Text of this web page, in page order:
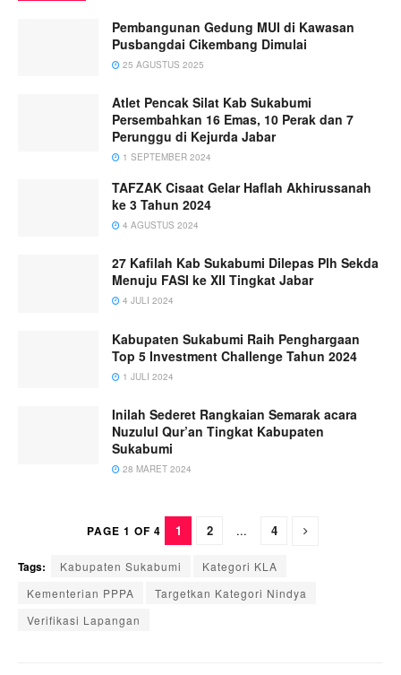
Pembangunan Gedung MUI di Kawasan
Pusbangdai Cikembang Dimulai
25 AGUSTUS 2025
Atlet Pencak Silat Kab Sukabumi
Persembahkan 16 Emas, 10 Perak dan 7
Perunggu di Kejurda Jabar
1 SEPTEMBER 2024
TAFZAK Cisaat Gelar Haflah Akhirussanah
ke 3 Tahun 2024
4 AGUSTUS 2024
27 Kafilah Kab Sukabumi Dilepas Plh Sekda
Menuju FASI ke XII Tingkat Jabar
4 JULI 2024
Kabupaten Sukabumi Raih Penghargaan
Top 5 Investment Challenge Tahun 2024
1 JULI 2024
Inilah Sederet Rangkaian Semarak acara
Nuzulul Qur’an Tingkat Kabupaten
Sukabumi
28 MARET 2024
PAGE 1 OF 4 1 2 ... 4
Tags: Kabupaten Sukabumi
Kategori KLA
Kementerian PPPA
Targetkan Kategori Nindya
Verifikasi Lapangan